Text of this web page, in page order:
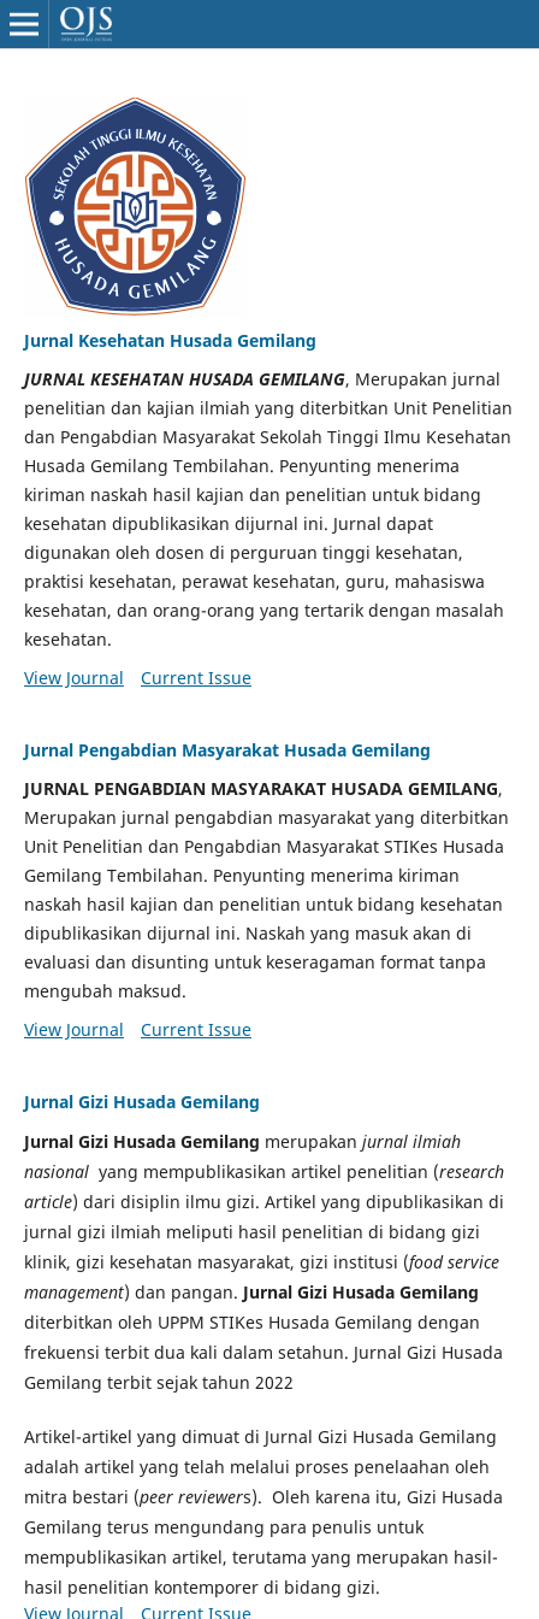
Jurnal Kesehatan Husada Gemilang
JURNAL KESEHATAN HUSADA GEMILANG, Merupakan jurnal
penelitian dan kajian ilmiah yang diterbitkan Unit Penelitian
dan Pengabdian Masyarakat Sekolah Tinggi Ilmu Kesehatan
Husada Gemilang Tembilahan. Penyunting menerima
kiriman naskah hasil kajian dan penelitian untuk bidang
kesehatan dipublikasikan dijurnal ini. Jurnal dapat
digunakan oleh dosen di perguruan tinggi kesehatan,
praktisi kesehatan, perawat kesehatan, guru, mahasiswa
kesehatan, dan orang-orang yang tertarik dengan masalah
kesehatan.
View Journal
Current Issue
Jurnal Pengabdian Masyarakat Husada Gemilang
JURNAL PENGABDIAN MASYARAKAT HUSADA GEMILANG,
Merupakan jurnal pengabdian masyarakat yang diterbitkan
Unit Penelitian dan Pengabdian Masyarakat STIKes Husada
Gemilang Tembilahan. Penyunting menerima kiriman
naskah hasil kajian dan penelitian untuk bidang kesehatan
dipublikasikan dijurnal ini. Naskah yang masuk akan di
evaluasi dan disunting untuk keseragaman format tanpa
mengubah maksud.
View Journal
Current Issue
Jurnal Gizi Husada Gemilang
Jurnal Gizi Husada Gemilang merupakan jurnal ilmiah
nasionalyang mempublikasikan artikel penelitian (research
article) dari disiplin ilmu gizi. Artikel yang dipublikasikan di
jurnal gizi ilmiah meliputi hasil penelitian di bidang gizi
klinik, gizi kesehatan masyarakat, gizi institusi (food service
management) dan pangan. Jurnal Gizi Husada Gemilang
diterbitkan oleh UPPM STIKes Husada Gemilang dengan
frekuensi terbit dua kali dalam setahun. Jurnal Gizi Husada
Gemilang terbit sejak tahun 2022
Artikel-artikel yang dimuat di Jurnal Gizi Husada Gemilang
adalah artikel yang telah melalui proses penelaahan oleh
mitra bestari (peer reviewers). Oleh karena itu, Gizi Husada
Gemilang terus mengundang para penulis untuk
mempublikasikan artikel, terutama yang merupakan hasil-
hasil penelitian kontemporer di bidang gizi.
View Journal
Current Issue